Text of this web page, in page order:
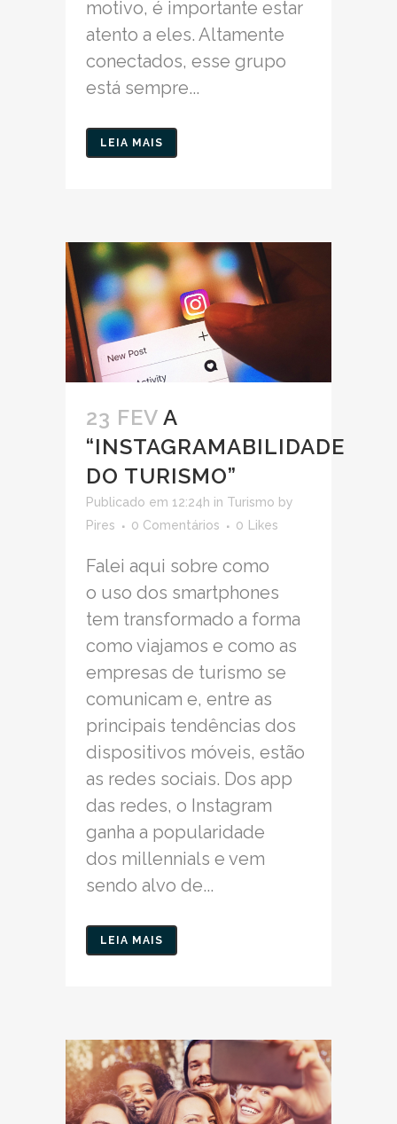
motivo, é importante estar
atento a eles. Altamente
conectados, esse grupo
está sempre...
LEIA MAIS
23 FEV A
“INSTAGRAMABILIDADE
DO TURISMO”
Publicado em 12:24h in Turismo by
Pires
0 Comentários 0 Likes
Falei aqui sobre como
o uso dos smartphones
tem transformado a forma
como viajamos e como as
empresas de turismo se
comunicam e, entre as
principais tendências dos
dispositivos móveis, estão
as redes sociais. Dos app
das redes, o Instagram
ganha a popularidade
dos millennials e vem
sendo alvo de...
LEIA MAIS